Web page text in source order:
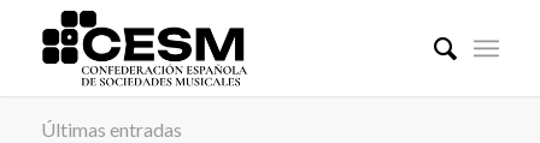
Últimas entradas